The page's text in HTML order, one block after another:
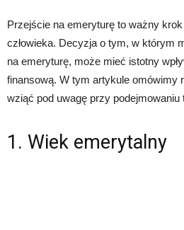
Przejście na emeryturę to ważny
człowieka. Decyzja o tym, w którym
na emeryturę, może mieć istotny
finansową. W tym artykule omówimy
wziąć pod uwagę przy podejmowaniu
1. Wiek emerytalny